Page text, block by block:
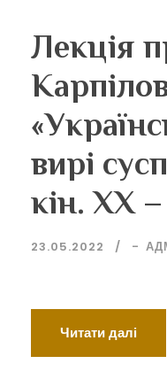
Лекція
вирі
кін. ХХ
23.05.2022 -
Читати далі